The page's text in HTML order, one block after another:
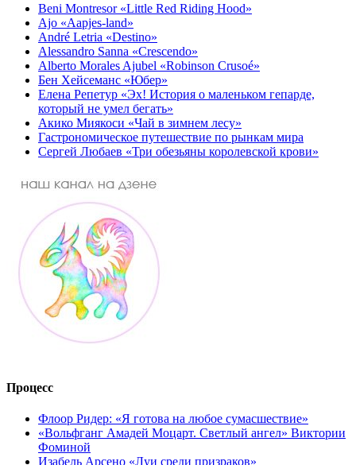
Beni Montresor «Little Red Riding Hood»
Ajo «Aapjes-land»
André Letria «Destino»
Alessandro Sanna «Crescendo»
Alberto Morales Ajubel «Robinson Crusoé»
Бен Хейсеманс «Юбер»
Елена Репетур «Эх! История о маленьком гепарде,
который не умел бегать»
Акико Миякоси «Чай в зимнем лесу»
Гастрономическое путешествие по рынкам мира
Сергей Любаев «Три обезьяны королевской крови»
Процесс
Флоор Ридер: «Я готова на любое сумасшествие»
«Вольфганг Амадей Моцарт. Светлый ангел» Виктории
Фоминой
Изабель Арсено «Луи среди призраков»